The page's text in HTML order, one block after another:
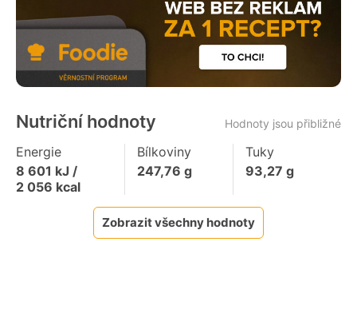
Nutriční hodnoty Hodnoty jsou přibližné
Energie
8 601 kJ /
2 056 kcal
Bílkoviny
247,76 g
Tuky
93,27 g
Zobrazit všechny hodnoty